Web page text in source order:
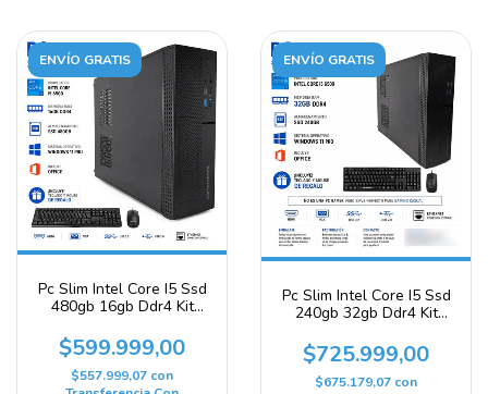
ENVÍO GRATIS
Pc Slim Intel Core I5 Ssd
480gb 16gb Ddr4 Kit
Gb Intel Hd Graphics 530
$599.999,00
$557.999,07 con
ENVÍO GRATIS
Pc Slim Intel Core I5 Ssd
240gb 32gb Ddr4 Kit
Gb Intel Hd Graphics 530
$725.999,00
$675.179,07 con